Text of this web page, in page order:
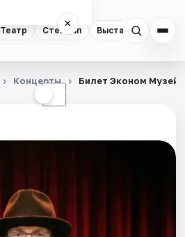
Театр Стендап Выставки
×
☾
Концерты Билет Эконом Музей